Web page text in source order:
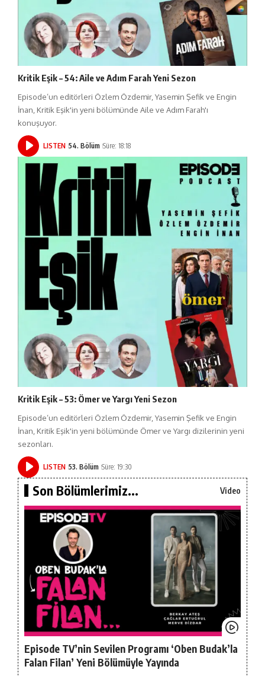
Kritik Eşik – 54: Aile ve Adım Farah Yeni Sezon
Episode’un editörleri Özlem Özdemir, Yasemin Şefik ve Engin
İnan, Kritik Eşik'in yeni bölümünde Aile ve Adım Farah'ı
konuşuyor.
LISTEN 54. Bölüm Süre: 18:18
Kritik Eşik – 53: Ömer ve Yargı Yeni Sezon
Episode’un editörleri Özlem Özdemir, Yasemin Şefik ve Engin
İnan, Kritik Eşik'in yeni bölümünde Ömer ve Yargı dizilerinin yeni
sezonları.
LISTEN 53. Bölüm Süre: 19:30
Son Bölümlerimiz... Video
Episode TV’nin Sevilen Programı ‘Oben Budak’la
Falan Filan’ Yeni Bölümüyle Yayında